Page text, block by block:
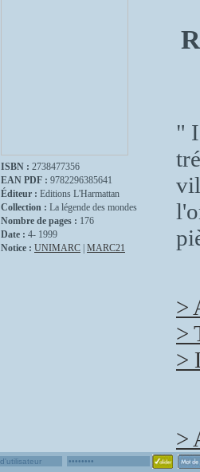
ISBN : 2738477356
EAN PDF : 9782296385641
Éditeur : Editions L'Harmattan
Collection : La légende des mondes
Nombre de pages : 176
Date : 4- 1999
Notice : UNIMARC MARC21
"
>
>
>
>